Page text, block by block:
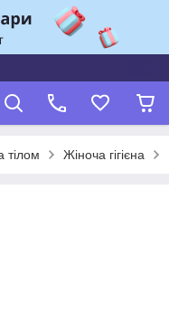
тілом Жіноча гігієна